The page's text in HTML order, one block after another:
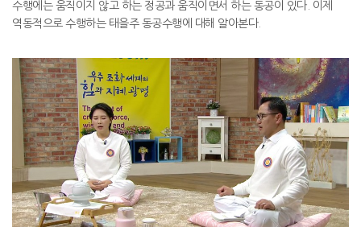
수행에는 움직이지 않고 하는 정공과 움직이면서 하는 동공이 있다. 이제
역동적으로 수행하는 태을주 동공수행에 대해 알아본다.